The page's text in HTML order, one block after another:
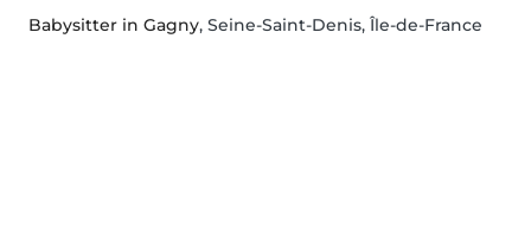
Babysitter in Gagny, Seine-Saint-Denis, Île-de-France